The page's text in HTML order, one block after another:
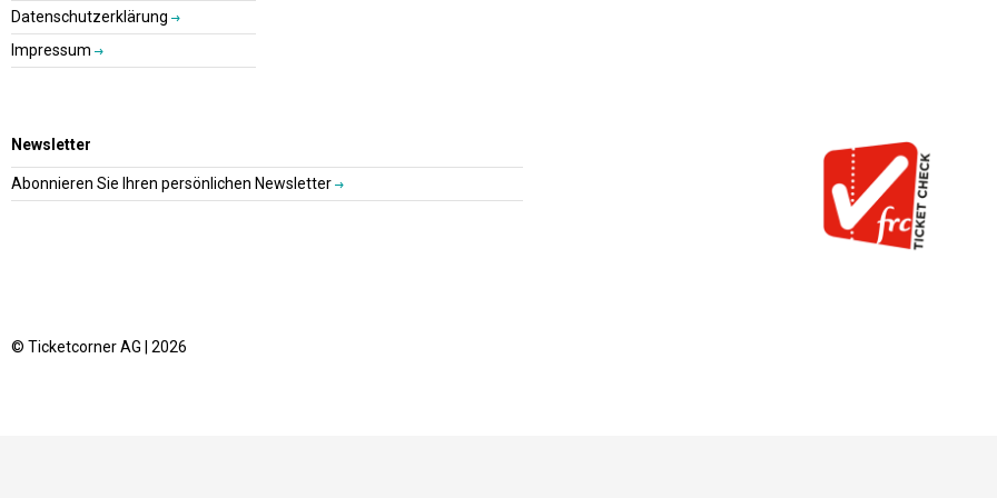
Datenschutzerklärung
Impressum
Newsletter
Abonnieren Sie Ihren persönlichen Newsletter
© Ticketcorner AG | 2026